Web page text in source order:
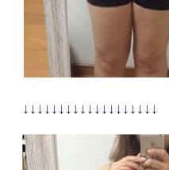
↓↓↓↓↓↓↓↓↓↓↓↓↓↓↓↓↓↓↓